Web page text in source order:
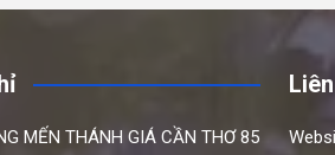
MẾN THÁNH GIÁ CẦN THƠ 85